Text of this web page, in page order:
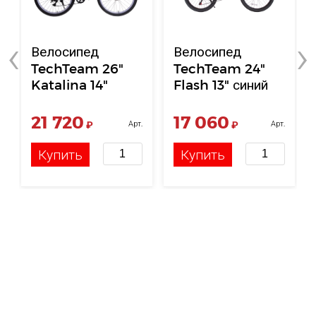
Велосипед
TechTeam 26"
Katalina 14"
21 720 ₽
Арт.
Купить
Велосипед
TechTeam 24"
Flash 13" синий
17 060 ₽
Арт.
Купить
‹ ›